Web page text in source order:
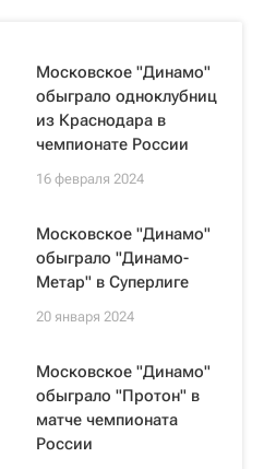
Московское "Динамо"
обыграло одноклубниц
из Краснодара в
чемпионате России
16 февраля 2024
Московское "Динамо"
обыграло "Динамо-
Метар" в Суперлиге
20 января 2024
Московское "Динамо"
обыграло "Протон" в
матче чемпионата
России